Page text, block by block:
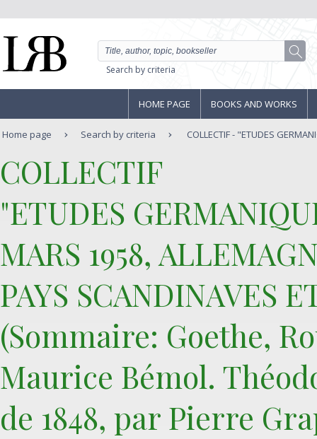
Search by criteria
HOME PAGE BOOKS AND WORKS
Home page Search by criteria COLLECTIF - "ETUDES
‎COLLECTIF‎
‎"ETUDES
MARS 1958,
PAYS SCANDINAVES
(Sommaire: Goethe,
Maurice Bémol.
de 1848, par Pierre